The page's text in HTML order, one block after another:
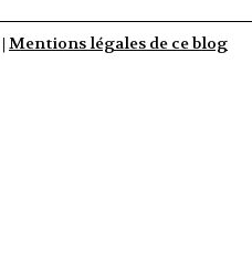
| Mentions légales de ce blog